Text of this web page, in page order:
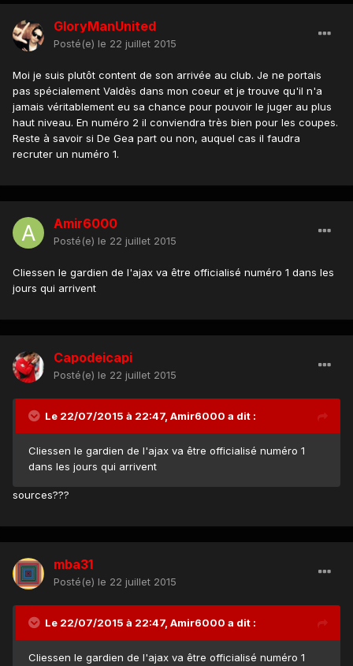
GloryManUnited
Posté(e) le 22 juillet 2015
Moi je suis plutôt content de son arrivée au club. Je ne portais
pas spécialement Valdès dans mon coeur et je trouve qu'il n'a
jamais véritablement eu sa chance pour pouvoir le juger au plus
haut niveau. En numéro 2 il conviendra très bien pour les coupes.
Reste à savoir si De Gea part ou non, auquel cas il faudra
recruter un numéro 1.
Amir6000
Posté(e) le 22 juillet 2015
Cliessen le gardien de l'ajax va être officialisé numéro 1 dans les
jours qui arrivent
Capodeicapi
Posté(e) le 22 juillet 2015
Le 22/07/2015 à 22:47, Amir6000 a dit :
Cliessen le gardien de l'ajax va être officialisé numéro 1
dans les jours qui arrivent
sources???
mba31
Posté(e) le 22 juillet 2015
Le 22/07/2015 à 22:47, Amir6000 a dit :
Cliessen le gardien de l'ajax va être officialisé numéro 1